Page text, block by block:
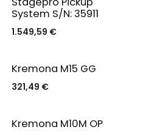
System S/N: 35911
1.549,59 €
Kremona M15 GG
321,49 €
Kremona M10M OP